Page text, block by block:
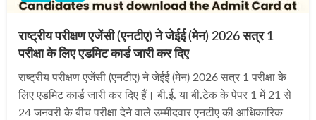
राष्ट्रीय परीक्षण एजेंसी (एनटीए) ने जेईई (मेन) 2026 सत्र 1
परीक्षा के लिए एडमिट कार्ड जारी कर दिए
राष्ट्रीय परीक्षण एजेंसी (एनटीए) ने जेईई (मेन) 2026 सत्र 1 परीक्षा के
लिए एडमिट कार्ड जारी कर दिए हैं। बी.ई. या बी.टेक के पेपर 1 में 21 से
24 जनवरी के बीच परीक्षा देने वाले उम्मीदवार एनटीए की आधिकारिक